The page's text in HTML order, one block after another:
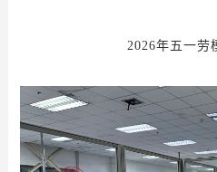
2026年五一劳